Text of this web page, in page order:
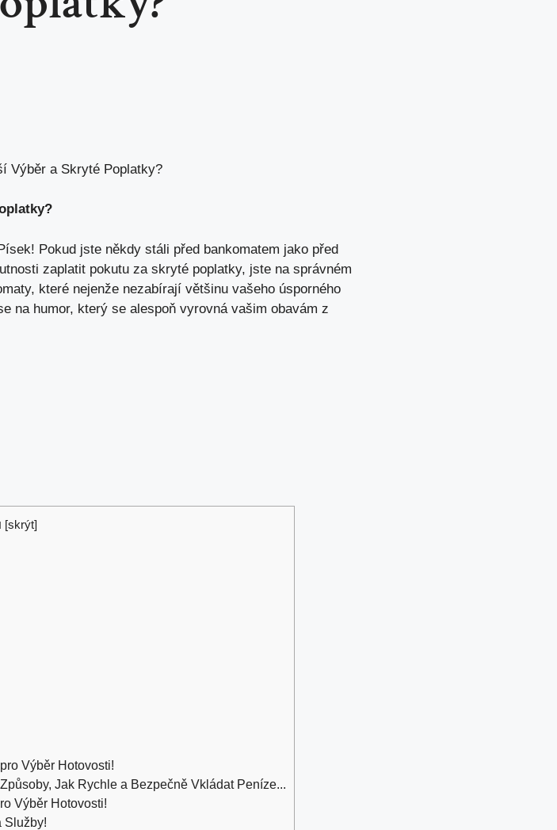
Výběr a Skryté Poplatky?
Pokud jste někdy stáli před bankomatem jako před
zaplatit pokutu za skryté poplatky, jste na správném
, které nejenže nezabírají většinu vašeho úsporného
na humor, který se alespoň vyrovná vašim obavám z
[skrýt]
Výběr Hotovosti!
Jak Rychle a Bezpečně Vkládat Peníze...
Výběr Hotovosti!
Služby!